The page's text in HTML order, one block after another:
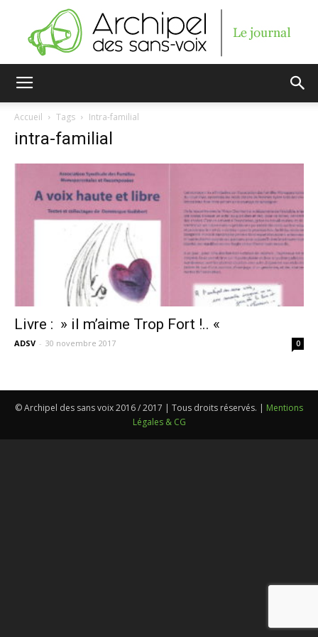
Accueil Tags Intra-familial
intra-familial
Livre : » il m’aime Trop Fort !.. «
ADSV - 30 novembre 2017 0
© Archipel des sans voix 2016 / 2017 | Tous droits réservés. | Mentions
Légales & CG